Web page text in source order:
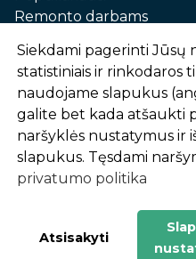
Remonto darbams
Automobilių priežiūrai
Sodui ir daržui
Informacija
Apie mus
Prekių pirkimo –
Prekių pristatymas ir
-
1
2
%
n
u
o
l
a
i
d
Siekdami pagerinti Jūsų
statistiniais ir rinkodaros
naudojame slapukus
galite bet kada atšaukti
naršyklės nustatymus ir
slapukus. Tęsdami
privatumo politika
Atsisakyti